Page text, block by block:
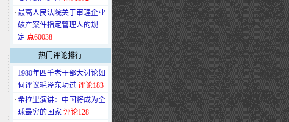
· 最高人民法院关于审理企业
破产案件指定管理人的规
定 点60038
热门评论排行
· 1980年四千老干部大讨论如
何评议毛泽东功过 评论183
· 希拉里演讲：中国将成为全
球最穷的国家 评论128